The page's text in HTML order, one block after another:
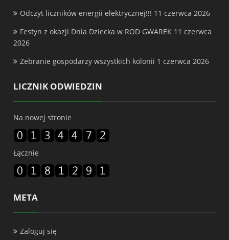
Odczyt liczników energii elektrycznej!!! 11 czerwca 2026
Festyn z okazji Dnia Dziecka w ROD GWAREK 11 czerwca
2026
Zebranie gospodarzy wszystkich kolonii 1 czerwca 2026
LICZNIK ODWIEDZIN
Na nowej stronie
Łącznie
META
Zaloguj się